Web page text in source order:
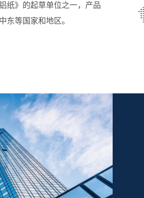
纸》的起草单位之一，产品
东等国家和地区。